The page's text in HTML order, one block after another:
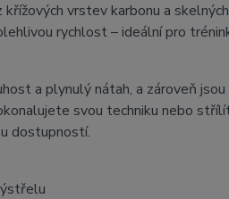
vrstev karbonu a
rychlost – ideální pro
a plynulý nátah, a zároveň
svou techniku ​​nebo
dostupností.